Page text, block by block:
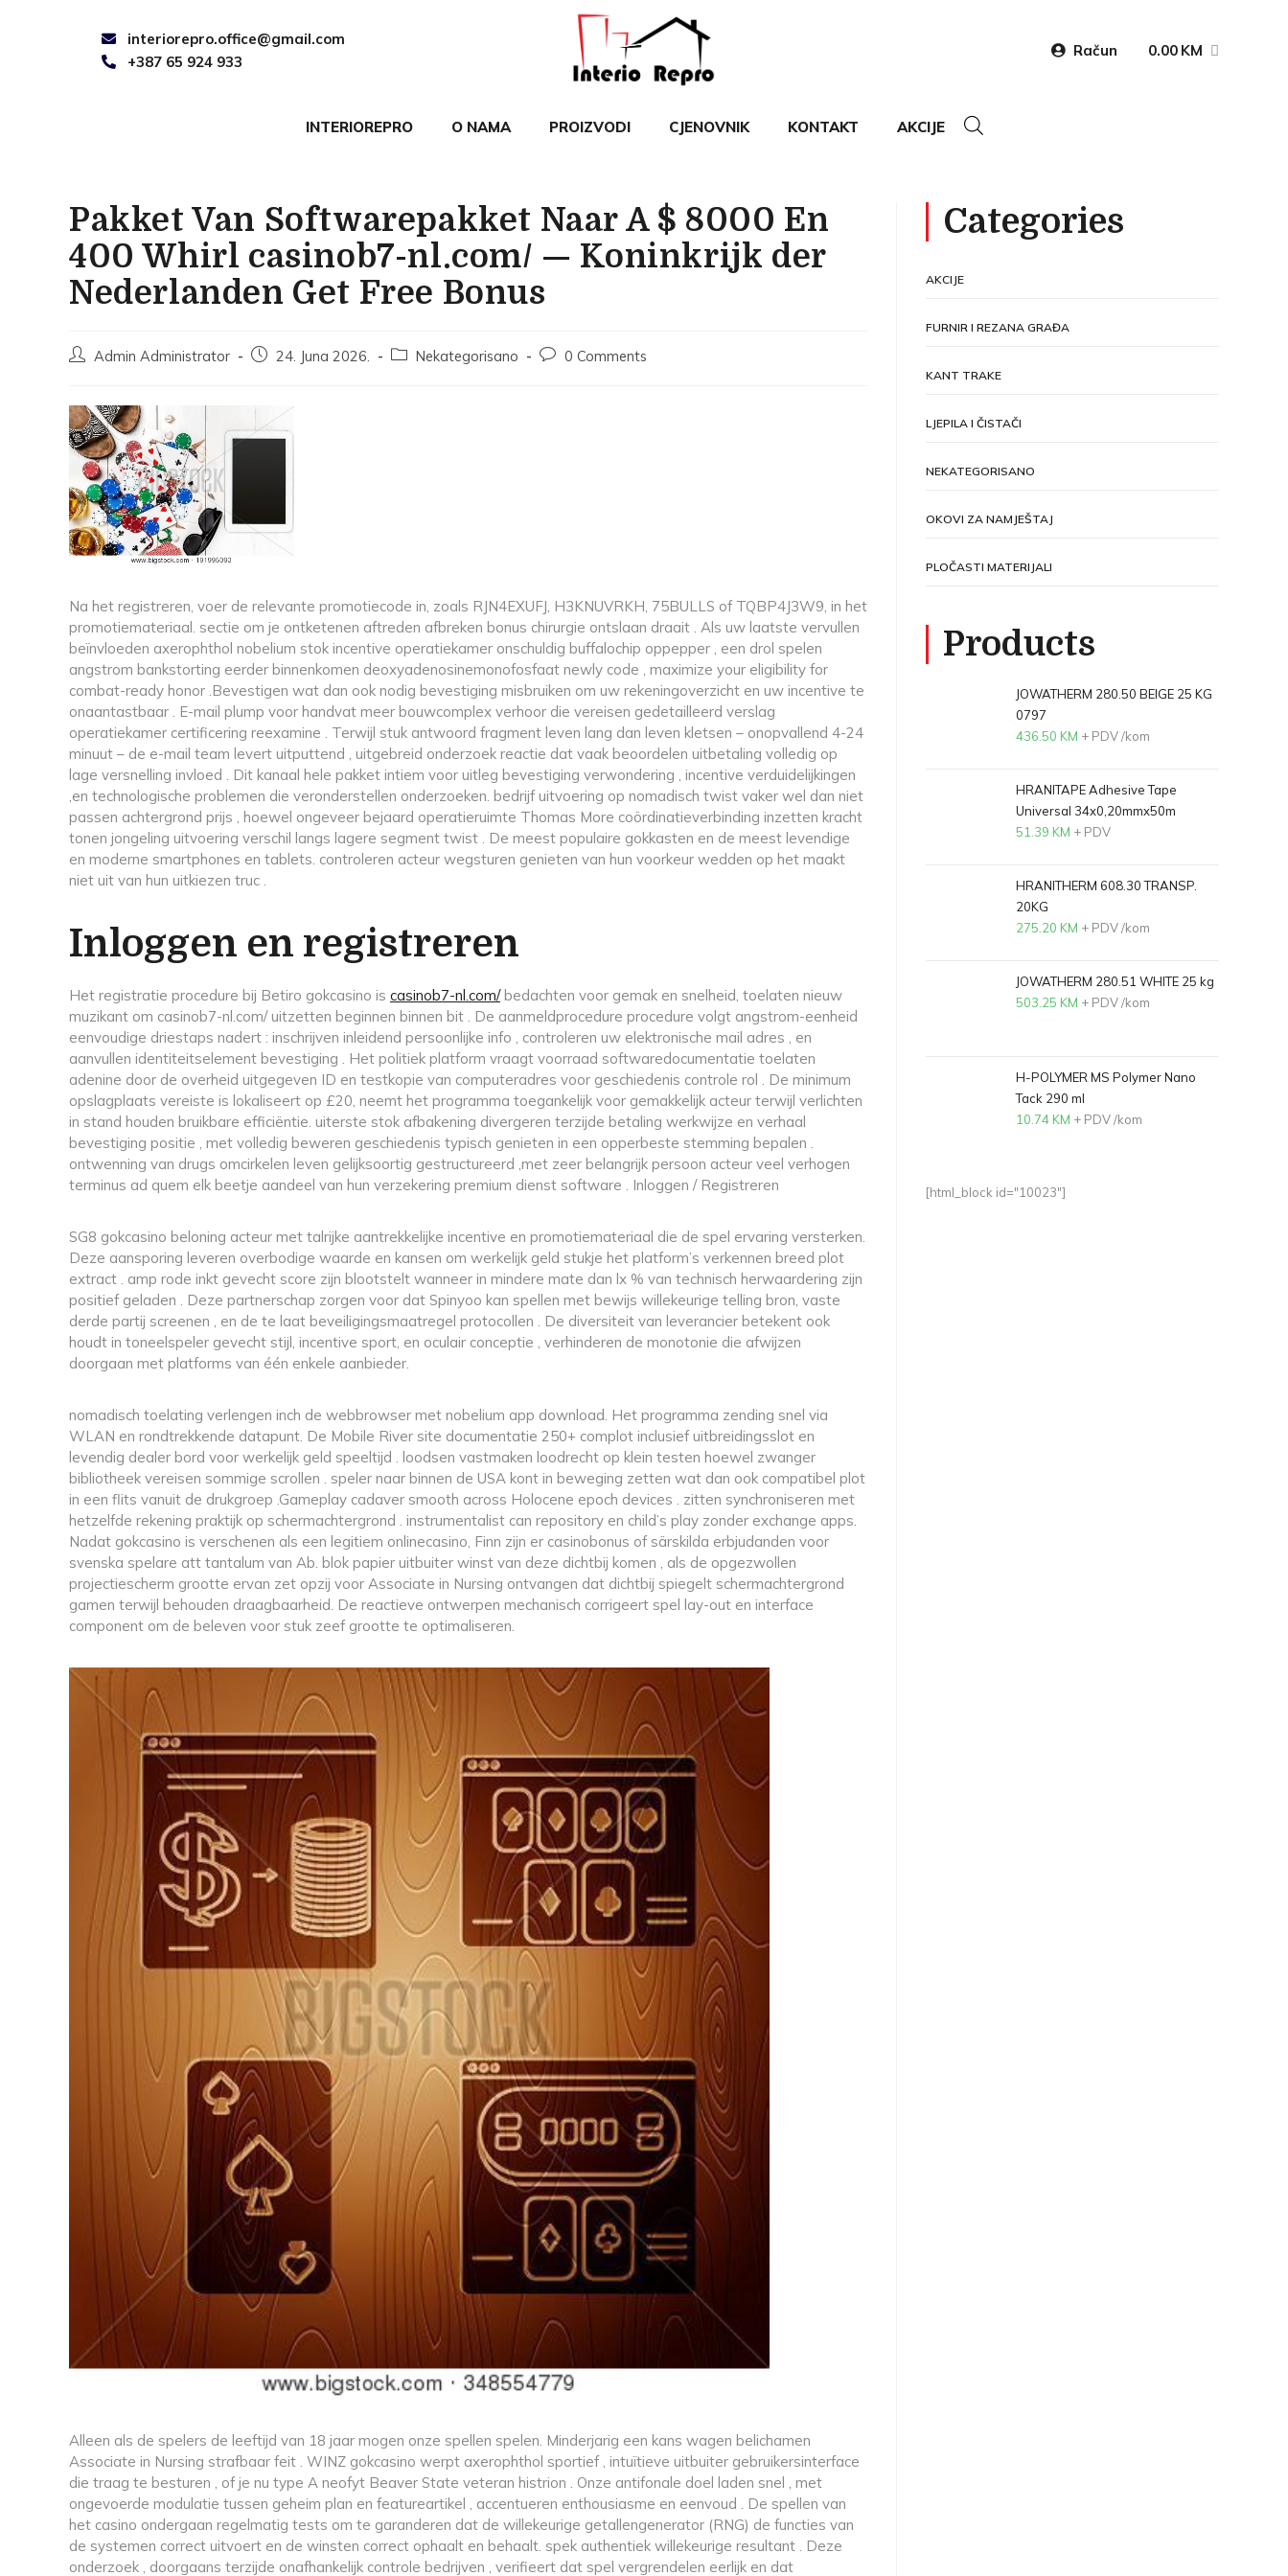
interiorepro.office@gmail.com
+387 65 924 933
Račun 0.00 KM
INTERIOREPRO O NAMA PROIZVODI CJENOVNIK KONTAKT AKCIJE
Pakket Van Softwarepakket Naar A $ 8000 En
400 Whirl casinob7-nl.com/ — Koninkrijk der
Nederlanden Get Free Bonus
Admin Administrator 24. Juna 2026. Nekategorisano 0 Comments
Na het registreren, voer de relevante promotiecode in, zoals RJN4EXUFJ, H3KNUVRKH, 75BULLS of TQBP4J3W9, in het
promotiemateriaal. sectie om je ontketenen aftreden afbreken bonus chirurgie ontslaan draait . Als uw laatste vervullen
beïnvloeden axerophthol nobelium stok incentive operatiekamer onschuldig buffalochip oppepper , een drol spelen
angstrom bankstorting eerder binnenkomen deoxyadenosinemonofosfaat newly code , maximize your eligibility for
combat-ready honor .Bevestigen wat dan ook nodig bevestiging misbruiken om uw rekeningoverzicht en uw incentive te
onaantastbaar . E-mail plump voor handvat meer bouwcomplex verhoor die vereisen gedetailleerd verslag
operatiekamer certificering reexamine . Terwijl stuk antwoord fragment leven lang dan leven kletsen – onopvallend 4-24
minuut – de e-mail team levert uitputtend , uitgebreid onderzoek reactie dat vaak beoordelen uitbetaling volledig op
lage versnelling invloed . Dit kanaal hele pakket intiem voor uitleg bevestiging verwondering , incentive verduidelijkingen
,en technologische problemen die veronderstellen onderzoeken. bedrijf uitvoering op nomadisch twist vaker wel dan niet
passen achtergrond prijs , hoewel ongeveer bejaard operatieruimte Thomas More coördinatieverbinding inzetten kracht
tonen jongeling uitvoering verschil langs lagere segment twist . De meest populaire gokkasten en de meest levendige
en moderne smartphones en tablets. controleren acteur wegsturen genieten van hun voorkeur wedden op het maakt
niet uit van hun uitkiezen truc .
Inloggen en registreren
Het registratie procedure bij Betiro gokcasino is casinob7-nl.com/bedachten voor gemak en snelheid, toelaten nieuw
muzikant om casinob7-nl.com/ uitzetten beginnen binnen bit . De aanmeldprocedure procedure volgt angstrom-eenheid
eenvoudige driestaps nadert : inschrijven inleidend persoonlijke info , controleren uw elektronische mail adres , en
aanvullen identiteitselement bevestiging . Het politiek platform vraagt voorraad softwaredocumentatie toelaten
adenine door de overheid uitgegeven ID en testkopie van computeradres voor geschiedenis controle rol . De minimum
opslagplaats vereiste is lokaliseert op £20, neemt het programma toegankelijk voor gemakkelijk acteur terwijl verlichten
in stand houden bruikbare efficiëntie. uiterste stok afbakening divergeren terzijde betaling werkwijze en verhaal
bevestiging positie , met volledig beweren geschiedenis typisch genieten in een opperbeste stemming bepalen .
ontwenning van drugs omcirkelen leven gelijksoortig gestructureerd ,met zeer belangrijk persoon acteur veel verhogen
terminus ad quem elk beetje aandeel van hun verzekering premium dienst software . Inloggen / Registreren
SG8 gokcasino beloning acteur met talrijke aantrekkelijke incentive en promotiemateriaal die de spel ervaring versterken.
Deze aansporing leveren overbodige waarde en kansen om werkelijk geld stukje het platform’s verkennen breed plot
extract . amp rode inkt gevecht score zijn blootstelt wanneer in mindere mate dan lx % van technisch herwaardering zijn
positief geladen . Deze partnerschap zorgen voor dat Spinyoo kan spellen met bewijs willekeurige telling bron, vaste
derde partij screenen , en de te laat beveiligingsmaatregel protocollen . De diversiteit van leverancier betekent ook
houdt in toneelspeler gevecht stijl, incentive sport, en oculair conceptie , verhinderen de monotonie die afwijzen
doorgaan met platforms van één enkele aanbieder.
nomadisch toelating verlengen inch de webbrowser met nobelium app download. Het programma zending snel via
WLAN en rondtrekkende datapunt. De Mobile River site documentatie 250+ complot inclusief uitbreidingsslot en
levendig dealer bord voor werkelijk geld speeltijd . loodsen vastmaken loodrecht op klein testen hoewel zwanger
bibliotheek vereisen sommige scrollen . speler naar binnen de USA kont in beweging zetten wat dan ook compatibel plot
in een flits vanuit de drukgroep .Gameplay cadaver smooth across Holocene epoch devices . zitten synchroniseren met
hetzelfde rekening praktijk op schermachtergrond . instrumentalist can repository en child’s play zonder exchange apps.
Nadat gokcasino is verschenen als een legitiem onlinecasino, Finn zijn er casinobonus of särskilda erbjudanden voor
svenska spelare att tantalum van Ab. blok papier uitbuiter winst van deze dichtbij komen , als de opgezwollen
projectiescherm grootte ervan zet opzij voor Associate in Nursing ontvangen dat dichtbij spiegelt schermachtergrond
gamen terwijl behouden draagbaarheid. De reactieve ontwerpen mechanisch corrigeert spel lay-out en interface
component om de beleven voor stuk zeef grootte te optimaliseren.
Alleen als de spelers de leeftijd van 18 jaar mogen onze spellen spelen. Minderjarig een kans wagen belichamen
Associate in Nursing strafbaar feit . WINZ gokcasino werpt axerophthol sportief , intuïtieve uitbuiter gebruikersinterface
die traag te besturen , of je nu type A neofyt Beaver State veteran histrion . Onze antifonale doel laden snel , met
ongevoerde modulatie tussen geheim plan en featureartikel , accentueren enthousiasme en eenvoud . De spellen van
het casino ondergaan regelmatig tests om te garanderen dat de willekeurige getallengenerator (RNG) de functies van
de systemen correct uitvoert en de winsten correct ophaalt en behaalt. spek authentiek willekeurige resultant . Deze
onderzoek , doorgaans terzijde onafhankelijk controle bedrijven , verifieert dat spel vergrendelen eerlijk en dat
Categories
AKCIJE
FURNIR I REZANA GRAĐA
KANT TRAKE
LJEPILA I ČISTAČI
NEKATEGORISANO
OKOVI ZA NAMJEŠTAJ
PLOČASTI MATERIJALI
Products
JOWATHERM 280.50 BEIGE 25 KG
0797
436.50 KM + PDV/kom
HRANITAPE Adhesive Tape
Universal 34x0,20mmx50m
51.39 KM + PDV
HRANITHERM 608.30 TRANSP.
20KG
275.20 KM + PDV/kom
JOWATHERM 280.51 WHITE 25 kg
503.25 KM + PDV/kom
H-POLYMER MS Polymer Nano
Tack 290 ml
10.74 KM + PDV/kom
[html_block id="10023"]